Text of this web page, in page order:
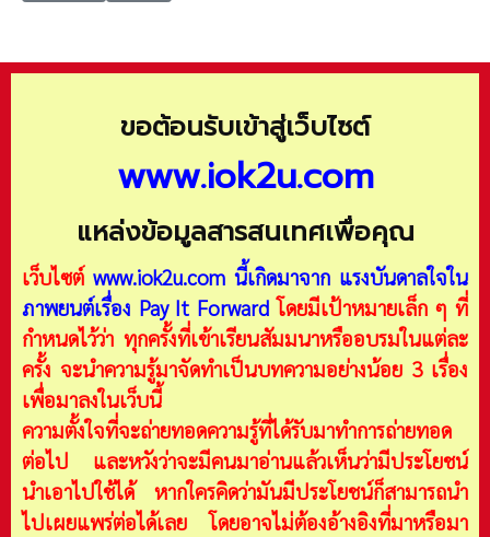
ขอต้อนรับเข้าสู่เว็บไซต์
www.iok2u.com
แหล่งข้อมูลสารสนเทศเพื่อคุณ
เว็บไซต์ www.iok2u.com นี้เกิดมาจาก แรงบันดาลใจใน
ภาพยนต์เรื่อง Pay It Forward โดยมีเป้าหมายเล็ก ๆ ที่
กำหนดไว้ว่า ทุกครั้งที่เข้าเรียนสัมมนาหรืออบรมในแต่ละ
ครั้ง จะนำความรู้มาจัดทำเป็นบทความอย่างน้อย 3 เรื่อง
เพื่อมาลงในเว็บนี้
ความตั้งใจที่จะถ่ายทอดความรู้ที่ได้รับมาทำการถ่ายทอด
ต่อไป และหวังว่าจะมีคนมาอ่านแล้วเห็นว่ามีประโยชน์
นำเอาไปใช้ได้ หากใครคิดว่ามันมีประโยชน์ก็สามารถนำ
ไปเผยแพร่ต่อได้เลย โดยอาจไม่ต้องอ้างอิงที่มาหรือมา